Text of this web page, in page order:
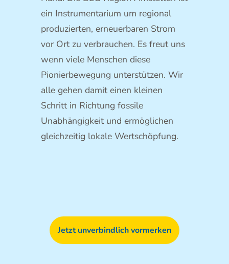
ein Instrumentarium um regional
produzierten, erneuerbaren Strom
vor Ort zu verbrauchen. Es freut uns
wenn viele Menschen diese
Pionierbewegung unterstützen. Wir
alle gehen damit einen kleinen
Schritt in Richtung fossile
Unabhängigkeit und ermöglichen
gleichzeitig lokale Wertschöpfung.
Jetzt unverbindlich vormerken